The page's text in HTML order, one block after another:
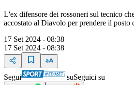
L'ex difensore dei rossoneri sul tecnico
accostato al Diavolo per prendere il posto
17 Set 2024 - 08:38
17 Set 2024 - 08:38
Segui suSeguici su